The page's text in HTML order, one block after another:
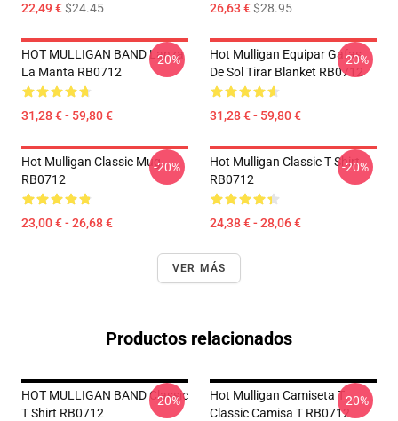
22,49 €$24.45 26,63 €$28.95
HOT MULLIGAN BAND Lanza
La Manta RB0712
31,28 € - 59,80 €
-20%
Hot Mulligan Equipar Gafas
De Sol Tirar Blanket RB0712
31,28 € - 59,80 €
-20%
Hot Mulligan Classic Mug
RB0712
23,00 € - 26,68 €
-20%
Hot Mulligan Classic T Shirt
RB0712
24,38 € - 28,06 €
-20%
VER MÁS
Productos relacionados
HOT MULLIGAN BAND Classic
T Shirt RB0712
-20%
Hot Mulligan Camiseta T
Classic Camisa T RB0712
-20%